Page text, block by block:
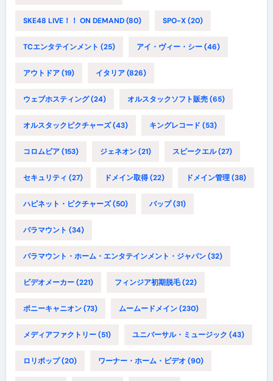
SKE48 LIVE！！ ON DEMAND(80) SPO-X(20)
TCエンタテインメント (25) アイ・ヴィー・シー(46)
アウトドア(19) イタリア(826)
ウェブホスティング(24) オルスタックソフト販売(65)
オルスタックピクチャーズ(43) キングレコード (53)
コロムビア(153) ジェネオン(21) スピークエル(27)
セキュリティ (27) ドメイン取得(22) ドメイン管理(38)
ハピネット・ピクチャーズ(50) バップ(31)
パラマウント (34)
パラマウント・ホーム・エンタテインメント・ジャパン(32)
ビデオメーカー(221) フィンジア初期脱毛(22)
ポニーキャニオン(73) ムームードメイン(230)
メディアファクトリー(51) ユニバーサル・ミュージック (43)
ロリポップ(20) ワーナー・ホーム・ビデオ (90)